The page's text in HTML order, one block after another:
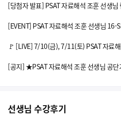
[당첨자 발표] PSAT 자료해석 조훈 선생님
[EVENT] PSAT 자료해석 조훈 선생님 16-
[공지] ★PSAT 자료해석 조훈 선생님 공
선생님 수강후기